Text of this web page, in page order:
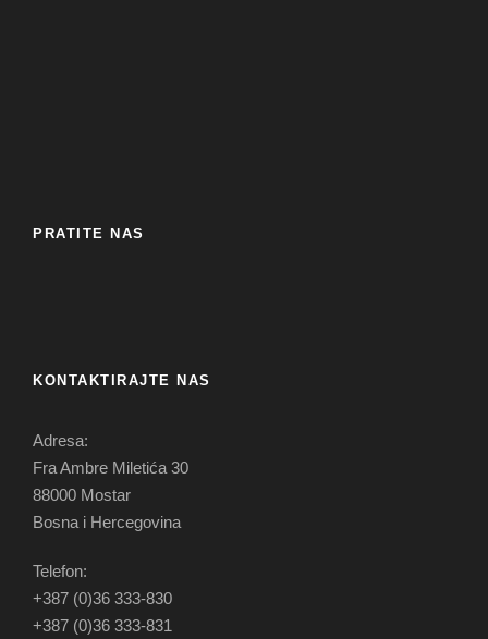
PRATITE NAS
KONTAKTIRAJTE NAS
Adresa:
Fra Ambre Miletića 30
88000 Mostar
Bosna i Hercegovina
Telefon:
+387 (0)36 333-830
+387 (0)36 333-831